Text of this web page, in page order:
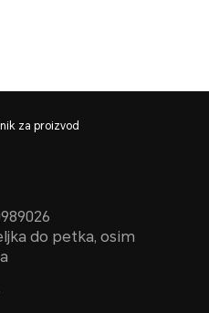
za proizvod
do petka, osim